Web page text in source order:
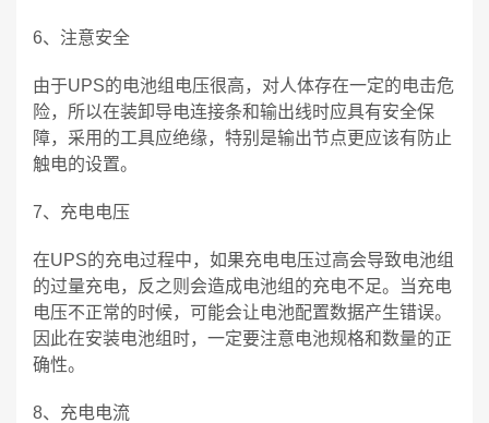
6、注意安全
由于UPS的电池组电压很高，对人体存在一定的电击危
险，所以在装卸导电连接条和输出线时应具有安全保
障，采用的工具应绝缘，特别是输出节点更应该有防止
触电的设置。
7、充电电压
在UPS的充电过程中，如果充电电压过高会导致电池组
的过量充电，反之则会造成电池组的充电不足。当充电
电压不正常的时候，可能会让电池配置数据产生错误。
因此在安装电池组时，一定要注意电池规格和数量的正
确性。
8、充电电流